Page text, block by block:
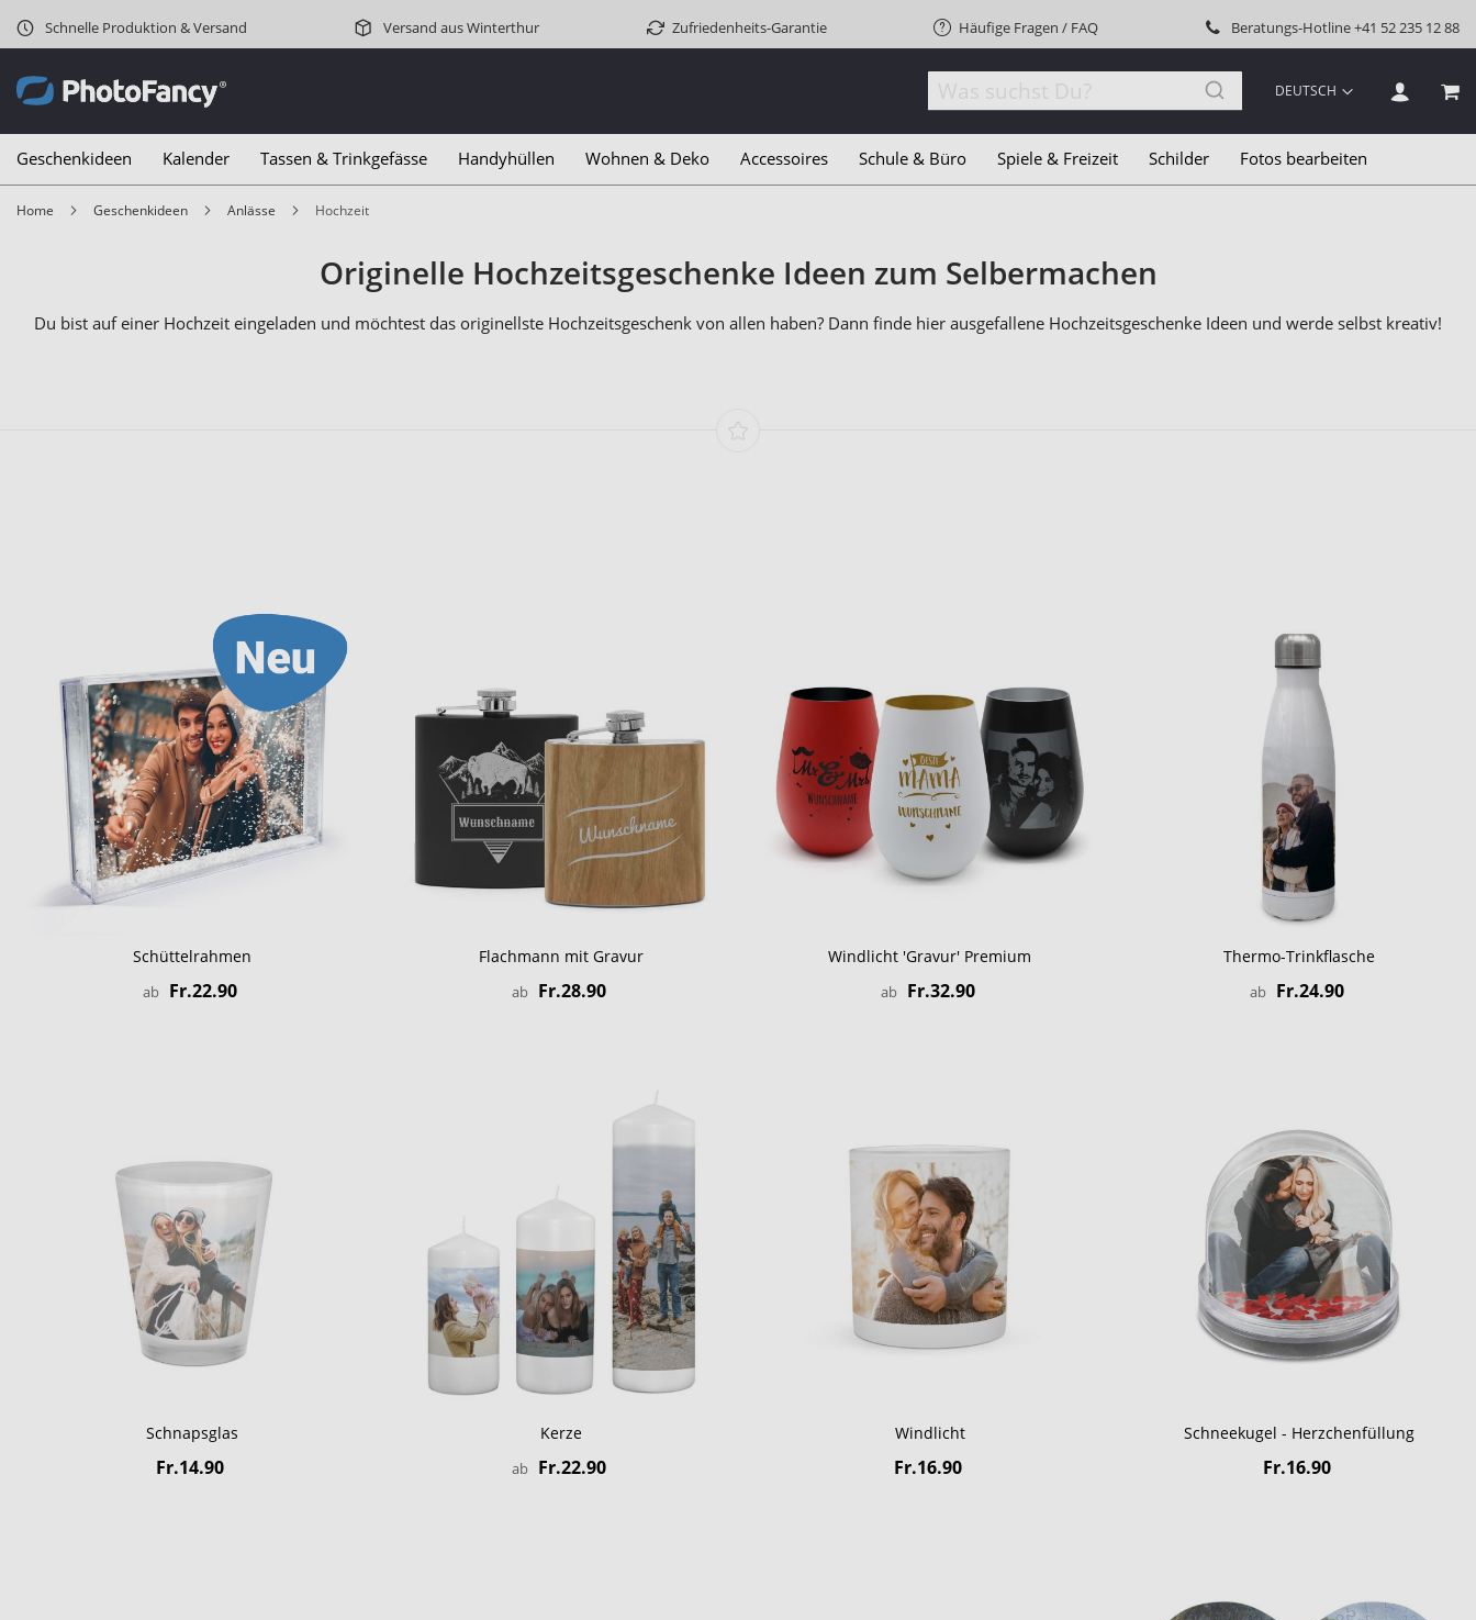
Schnelle Produktion & Versand Versand aus Winterthur Zufriedenheits-Garantie Häufige Fragen / FAQ Beratungs-Hotline+41 52 235 12 88
SPRACHE
DEUTSCH
Geschenkideen Kalender Tassen & Trinkgefässe Handyhüllen Wohnen & Deko Accessoires Schule & Büro Spiele & Freizeit Schilder Fotos bearbeiten
Home Geschenkideen Anlässe Hochzeit
Originelle Hochzeitsgeschenke Ideen zum Selbermachen
Du bist auf einer Hochzeit eingeladen und möchtest das originellste Hochzeitsgeschenk von allen haben? Dann finde hier ausgefallene Hochzeitsgeschenke Ideen und werde selbst kreativ!
Schüttelrahmen
ab Fr.22.90
Flachmann mit Gravur
ab Fr.28.90
Windlicht 'Gravur' Premium
ab Fr.32.90
Thermo-Trinkflasche
ab Fr.24.90
Schnapsglas
Fr.14.90
Kerze
ab Fr.22.90
Windlicht
Fr.16.90
Schneekugel - Herzchenfüllung
Fr.16.90